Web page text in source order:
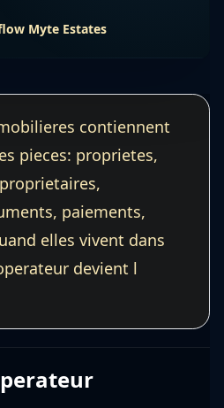
Myte Estates
contiennent
pieces: proprietes,
paiements,
elles vivent dans
devient l